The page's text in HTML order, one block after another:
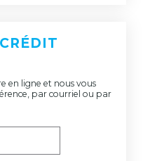
en ligne et nous vous
par courriel ou par